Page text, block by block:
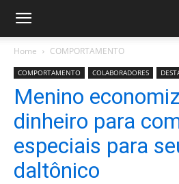
Home COMPORTAMENTO
COMPORTAMENTO COLABORADORES
Menino
dinheiro para
especiais para
daltônico